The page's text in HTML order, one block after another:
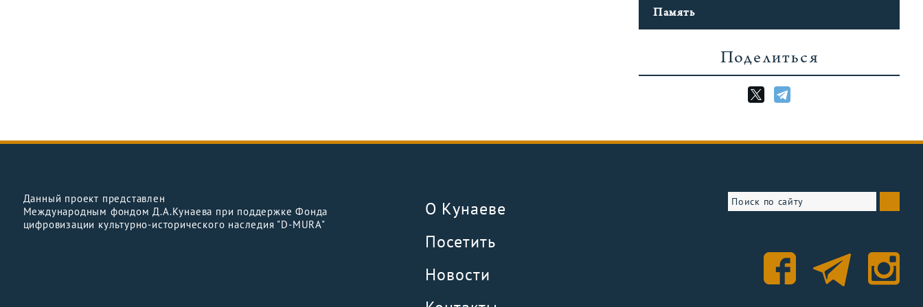
Память
Поделиться
Данный проект представлен
Международным фондом Д.А.Кунаева при поддержке Фонда
цифровизации культурно-исторического наследия "D-MURA"
О Кунаеве
Посетить
Новости